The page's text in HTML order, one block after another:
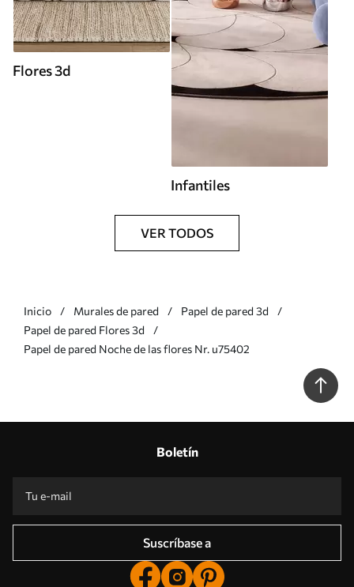
Flores 3d
Infantiles
VER TODOS
Inicio Murales de pared
Papel de pared 3d
Papel de pared Flores 3d
Papel de pared Noche de las flores Nr. u75402
Boletín
Suscríbase a